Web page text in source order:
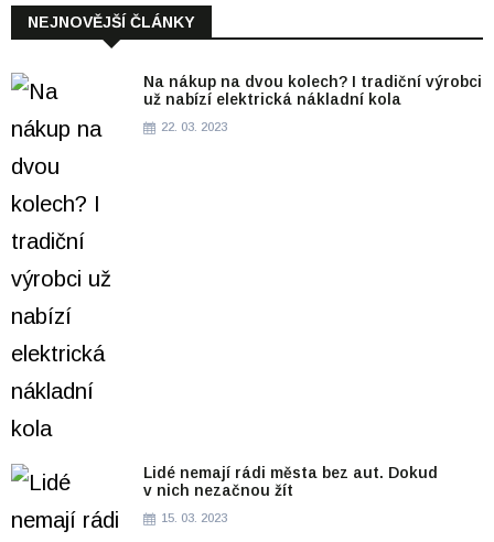
NEJNOVĚJŠÍ ČLÁNKY
Na nákup na dvou kolech? I tradiční výrobci
už nabízí elektrická nákladní kola
22. 03. 2023
Lidé nemají rádi města bez aut. Dokud
v nich nezačnou žít
15. 03. 2023